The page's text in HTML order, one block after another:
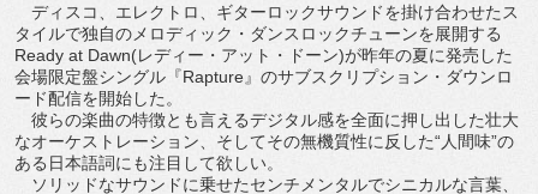
ディスコ、エレクトロ、ギターロックサウンドを掛け合わせたス
タイルで独自のメロディック・ダンスロックチューンを展開する
Ready at Dawn(レディー・アット・ドーン)が昨年の夏に発売した
会場限定盤シングル『Rapture』のサブスクリプション・ダウンロ
ード配信を開始した。
彼らの楽曲の特徴とも言えるデジタル感を全面に押し出した壮大
なオーケストレーション、そしてその無機質性に反した“人間味”の
ある日本語詞にも注目して欲しい。
ソリッドなサウンドに乗せたセンチメンタルでシニカルな言葉、